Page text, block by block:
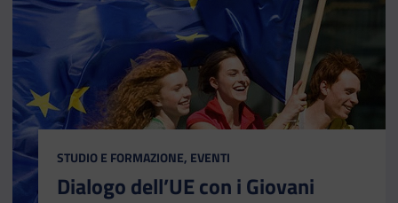
CATEGORIA:
STUDIO E FORMAZIONE, EVENTI
Dialogo dell’UE con i Giovani